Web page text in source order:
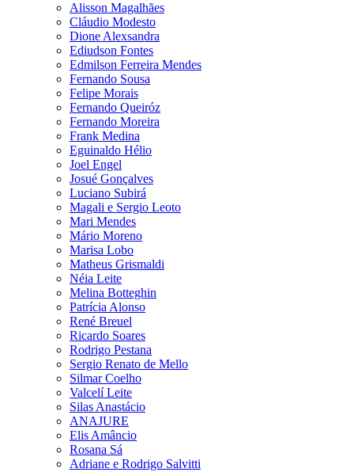
Alisson Magalhães
Cláudio Modesto
Dione Alexsandra
Ediudson Fontes
Edmilson Ferreira Mendes
Fernando Sousa
Felipe Morais
Fernando Queiróz
Fernando Moreira
Frank Medina
Eguinaldo Hélio
Joel Engel
Josué Gonçalves
Luciano Subirá
Magali e Sergio Leoto
Mari Mendes
Mário Moreno
Marisa Lobo
Matheus Grismaldi
Néia Leite
Melina Botteghin
Patrícia Alonso
René Breuel
Ricardo Soares
Rodrigo Pestana
Sergio Renato de Mello
Silmar Coelho
Valcelí Leite
Silas Anastácio
ANAJURE
Elis Amâncio
Rosana Sá
Adriane e Rodrigo Salvitti